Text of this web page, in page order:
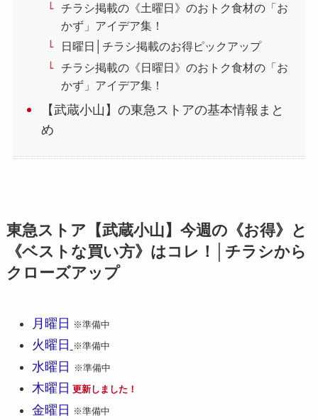
チラシ掲載の《土曜日》のおトク食材の「お
かず」アイデア集！
日曜日│チラシ掲載のお得ピックアップ
チラシ掲載の《日曜日》のおトク食材の「お
かず」アイデア集！
【武蔵小山】の東急ストアの基本情報まと
め
東急ストア【武蔵小山】今週の《お得》と
《ベストな買い方》はコレ！│チラシから
クローズアップ
月曜日 ※準備中
火曜 日 ※準備中
水曜日 ※準備中
木曜日 更新しました！
金曜日 ※準備中